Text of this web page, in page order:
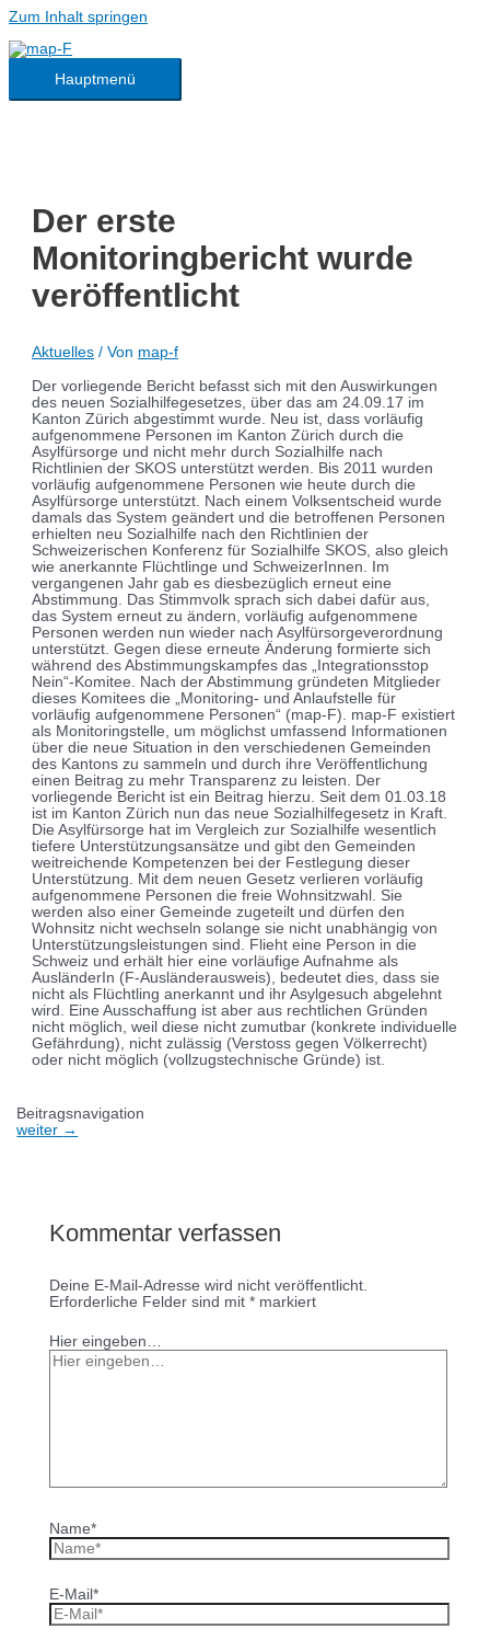
Zum Inhalt springen
Hauptmenü
Der erste
Monitoringbericht wurde
veröffentlicht
Aktuelles / Von map-f
Der vorliegende Bericht befasst sich mit den Auswirkungen
des neuen Sozialhilfegesetzes, über das am 24.09.17 im
Kanton Zürich abgestimmt wurde. Neu ist, dass vorläufig
aufgenommene Personen im Kanton Zürich durch die
Asylfürsorge und nicht mehr durch Sozialhilfe nach
Richtlinien der SKOS unterstützt werden. Bis 2011 wurden
vorläufig aufgenommene Personen wie heute durch die
Asylfürsorge unterstützt. Nach einem Volksentscheid wurde
damals das System geändert und die betroffenen Personen
erhielten neu Sozialhilfe nach den Richtlinien der
Schweizerischen Konferenz für Sozialhilfe SKOS, also gleich
wie anerkannte Flüchtlinge und SchweizerInnen. Im
vergangenen Jahr gab es diesbezüglich erneut eine
Abstimmung. Das Stimmvolk sprach sich dabei dafür aus,
das System erneut zu ändern, vorläufig aufgenommene
Personen werden nun wieder nach Asylfürsorgeverordnung
unterstützt. Gegen diese erneute Änderung formierte sich
während des Abstimmungskampfes das „Integrationsstop
Nein“-Komitee. Nach der Abstimmung gründeten Mitglieder
dieses Komitees die „Monitoring- und Anlaufstelle für
vorläufig aufgenommene Personen“ (map-F). map-F existiert
als Monitoringstelle, um möglichst umfassend Informationen
über die neue Situation in den verschiedenen Gemeinden
des Kantons zu sammeln und durch ihre Veröffentlichung
einen Beitrag zu mehr Transparenz zu leisten. Der
vorliegende Bericht ist ein Beitrag hierzu. Seit dem 01.03.18
ist im Kanton Zürich nun das neue Sozialhilfegesetz in Kraft.
Die Asylfürsorge hat im Vergleich zur Sozialhilfe wesentlich
tiefere Unterstützungsansätze und gibt den Gemeinden
weitreichende Kompetenzen bei der Festlegung dieser
Unterstützung. Mit dem neuen Gesetz verlieren vorläufig
aufgenommene Personen die freie Wohnsitzwahl. Sie
werden also einer Gemeinde zugeteilt und dürfen den
Wohnsitz nicht wechseln solange sie nicht unabhängig von
Unterstützungsleistungen sind. Flieht eine Person in die
Schweiz und erhält hier eine vorläufige Aufnahme als
AusländerIn (F-Ausländerausweis), bedeutet dies, dass sie
nicht als Flüchtling anerkannt und ihr Asylgesuch abgelehnt
wird. Eine Ausschaffung ist aber aus rechtlichen Gründen
nicht möglich, weil diese nicht zumutbar (konkrete individuelle
Gefährdung), nicht zulässig (Verstoss gegen Völkerrecht)
oder nicht möglich (vollzugstechnische Gründe) ist.
Beitragsnavigation
weiter →
Kommentar verfassen
Deine E-Mail-Adresse wird nicht veröffentlicht.
Erforderliche Felder sind mit *markiert
Hier eingeben…
Name*
E-Mail*